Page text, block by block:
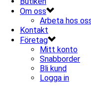
Om oss
Arbeta hos
Kontakt
Företag
Mitt konto
Snabborder
Bli kund
Logga in